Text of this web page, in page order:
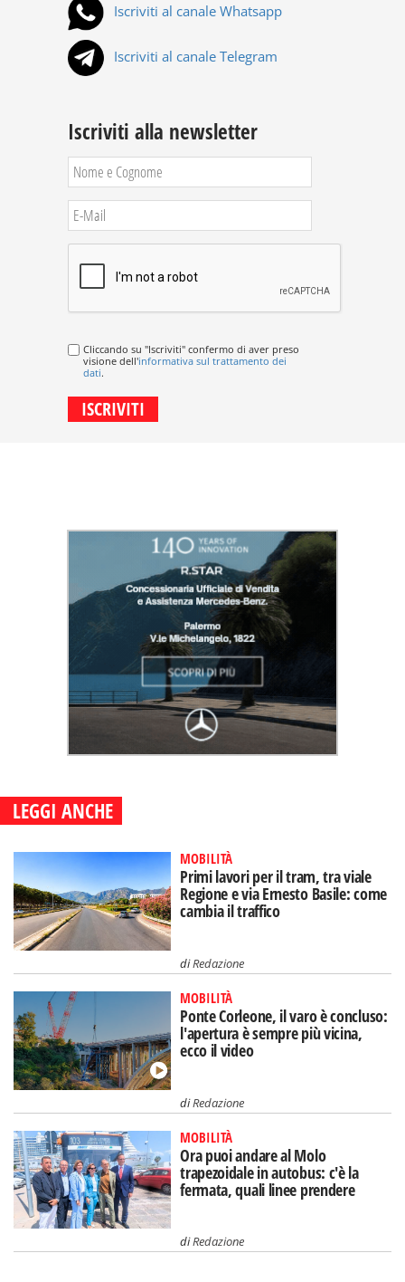
Iscriviti al canale Whatsapp
Iscriviti al canale Telegram
Iscriviti alla newsletter
Cliccando su "Iscriviti" confermo di aver preso
visione dell'informativa sul trattamento dei
dati.
LEGGI ANCHE
MOBILITÀ
Primi lavori per il tram, tra viale
Regione e via Ernesto Basile: come
cambia il traffico
diRedazione
MOBILITÀ
Ponte Corleone, il varo è concluso:
l'apertura è sempre più vicina,
ecco il video
diRedazione
MOBILITÀ
Ora puoi andare al Molo
trapezoidale in autobus: c'è la
fermata, quali linee prendere
diRedazione